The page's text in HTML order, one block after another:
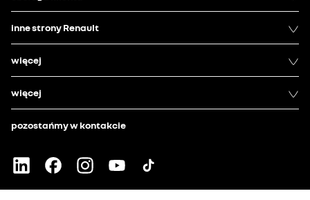
inne strony Renault
więcej
więcej
pozostańmy w kontakcie